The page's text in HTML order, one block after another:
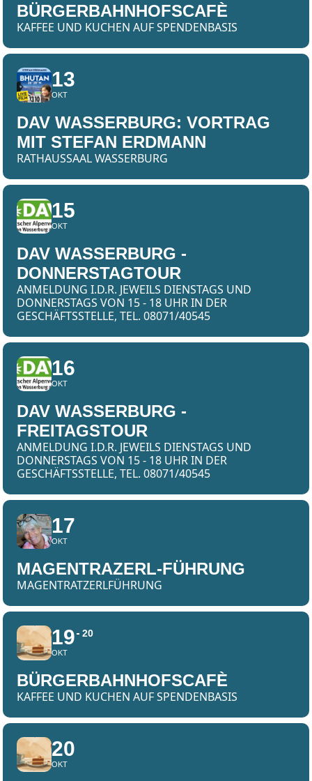
BÜRGERBAHNHOFSCAFÈ
KAFFEE UND KUCHEN AUF SPENDENBASIS
13
OKT
DAV WASSERBURG: VORTRAG
MIT STEFAN ERDMANN
RATHAUSSAAL WASSERBURG
15
OKT
DAV WASSERBURG -
DONNERSTAGTOUR
ANMELDUNG I.D.R. JEWEILS DIENSTAGS UND
DONNERSTAGS VON 15 - 18 UHR IN DER
GESCHÄFTSSTELLE, TEL. 08071/40545
16
OKT
DAV WASSERBURG -
FREITAGSTOUR
ANMELDUNG I.D.R. JEWEILS DIENSTAGS UND
DONNERSTAGS VON 15 - 18 UHR IN DER
GESCHÄFTSSTELLE, TEL. 08071/40545
17
OKT
MAGENTRAZERL-FÜHRUNG
MAGENTRATZERLFÜHRUNG
19
OKT
20
BÜRGERBAHNHOFSCAFÈ
KAFFEE UND KUCHEN AUF SPENDENBASIS
20
OKT